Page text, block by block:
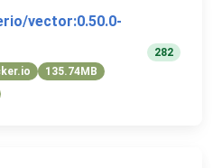
vector:0.50.0-
135.74MB
282